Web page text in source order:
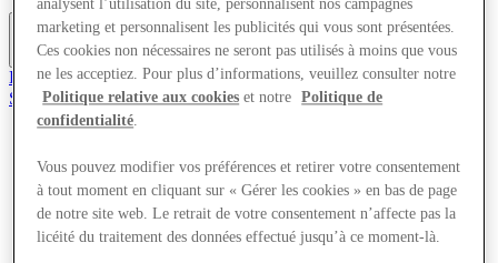
Plus
Le Club
Sauvé
fr
Offres
Planifiez votre visite
Quoi de neuf
Mangez et buvez
analysent l’utilisation du site, personnalisent nos campagnes
marketing et personnalisent les publicités qui vous sont présentées.
Ces cookies non nécessaires ne seront pas utilisés à moins que vous
ne les acceptiez. Pour plus d’informations, veuillez consulter notre
Politique relative aux cookies et notre
Politique de
confidentialité.
Vous pouvez modifier vos préférences et retirer votre consentement
à tout moment en cliquant sur « Gérer les cookies » en bas de page
de notre site web. Le retrait de votre consentement n’affecte pas la
licéité du traitement des données effectué jusqu’à ce moment-là.